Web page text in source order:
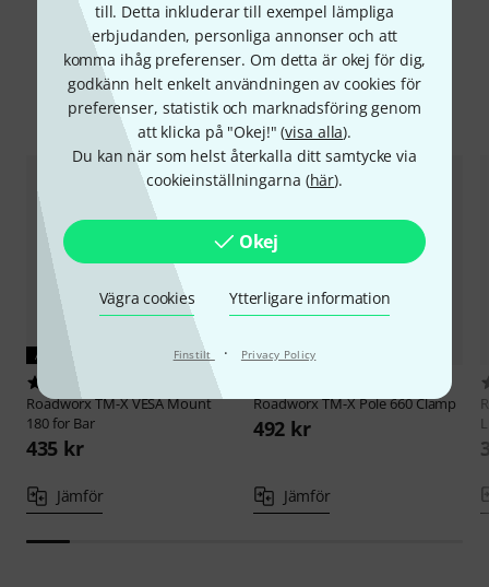
till. Detta inkluderar till exempel lämpliga
erbjudanden, personliga annonser och att
komma ihåg preferenser. Om detta är okej för dig,
godkänn helt enkelt användningen av cookies för
preferenser, statistik och marknadsföring genom
att klicka på "Okej!" (visa alla).
Du kan när som helst återkalla ditt samtycke via
cookieinställningarna (här).
Okej
Vägra cookies Ytterligare information
Finstilt · Privacy Policy
Jämför alternativ
AKTUELL PRODUKT
RoadworxTM-X VESA Mount
180 for Bar
435 kr
Jämför
RoadworxTM-X Pole 660 Clamp
492 kr
Jämför
L